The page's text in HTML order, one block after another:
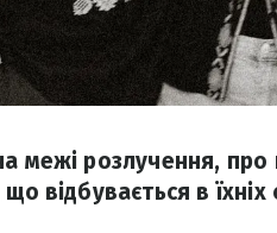
межі розлучення, про
відбувається в їхніх